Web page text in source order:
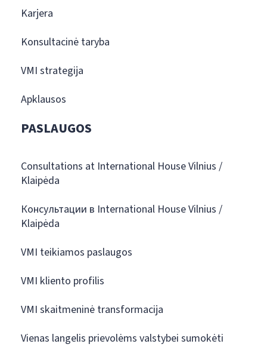
Karjera
Konsultacinė taryba
VMI strategija
Apklausos
PASLAUGOS
Consultations at International House Vilnius /
Klaipėda
Консультации в International House Vilnius /
Klaipėda
VMI teikiamos paslaugos
VMI kliento profilis
VMI skaitmeninė transformacija
Vienas langelis prievolėms valstybei sumokėti